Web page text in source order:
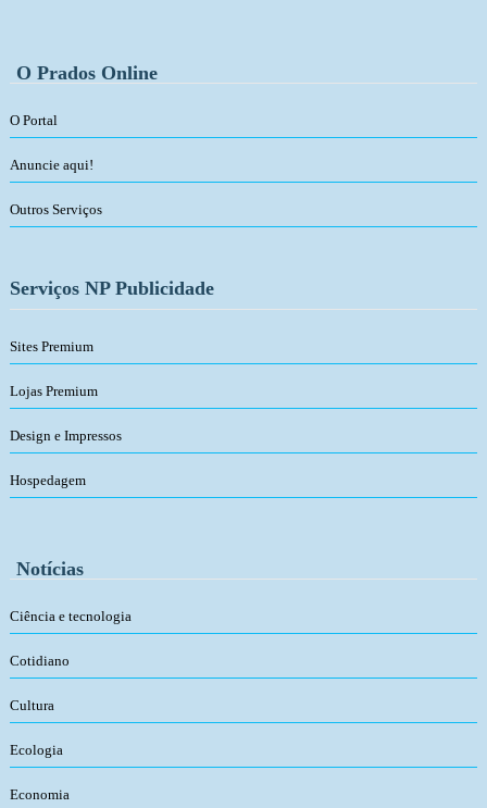
O Prados Online
O Portal
Anuncie aqui!
Outros Serviços
Serviços NP Publicidade
Sites Premium
Lojas Premium
Design e Impressos
Hospedagem
Notícias
Ciência e tecnologia
Cotidiano
Cultura
Ecologia
Economia